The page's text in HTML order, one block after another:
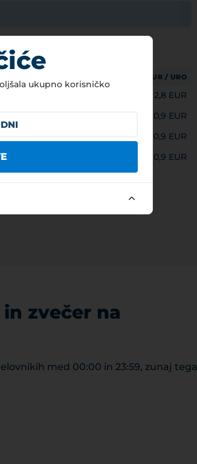
EUR / URO
2,8 EUR
0,9 EUR
0,9 EUR
0,9 EUR
zvečer na
med 00:00 in 23:59, zunaj tega
ukupno korisničko